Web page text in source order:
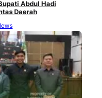
Abdul Hadi
Daerah